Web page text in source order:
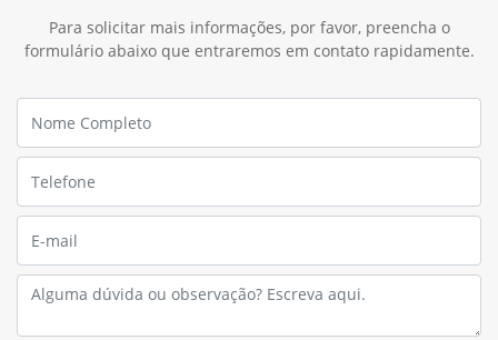
Para solicitar mais informações, por favor, preencha o
formulário abaixo que entraremos em contato rapidamente.